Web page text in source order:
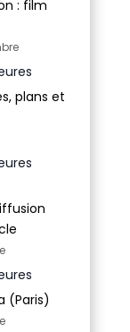
: film
plans et
(Paris)